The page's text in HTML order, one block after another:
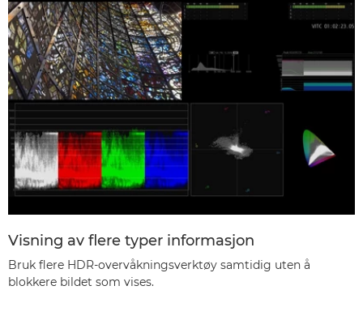
Visning av flere typer informasjon
Bruk flere HDR-overvåkningsverktøy samtidig uten å
blokkere bildet som vises.